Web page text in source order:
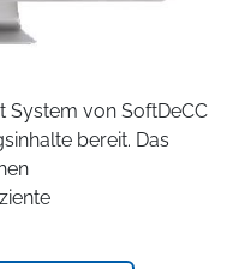
System von SoftDeCC
bereit. Das